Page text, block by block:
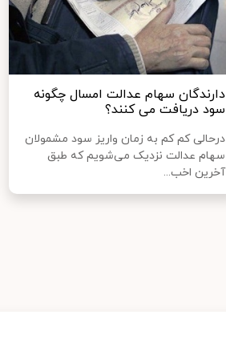
دارندگان سهام عدالت امسال چگونه
سود دریافت می کنند؟
درحالی کم کم به زمان واریز سود مشمولان
سهام عدالت نزدیک می‌شویم که طبق
آخرین اخب...